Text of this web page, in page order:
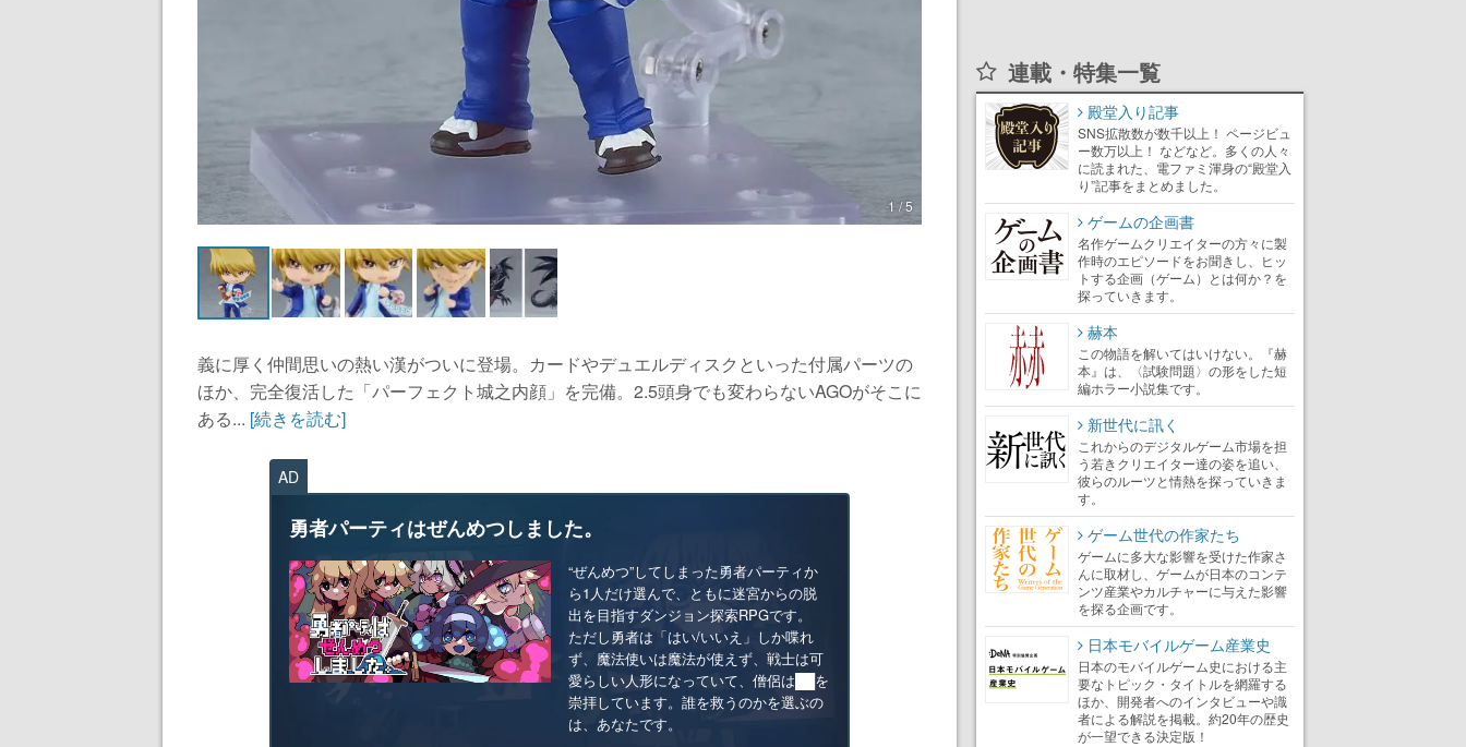
1 / 5
義に厚く仲間思いの熱い漢がついに登場。カードやデュエルディスクといった付属パーツの
ほか、完全復活した「パーフェクト城之内顔」を完備。2.5頭身でも変わらないAGOがそこに
ある... [続きを読む]
AD
勇者パーティはぜんめつしました。
“ぜんめつ”してしまった勇者パーティか
ら1人だけ選んで、ともに迷宮からの脱
出を目指すダンジョン探索RPGです。
ただし勇者は「はい/いいえ」しか喋れ
ず、魔法使いは魔法が使えず、戦士は可
愛らしい人形になっていて、僧侶は██を
崇拝しています。誰を救うのかを選ぶの
は、あなたです。
連載・特集一覧
殿堂入り記事
SNS拡散数が数千以上！ ページビュ
ー数万以上！ などなど。多くの人々
に読まれた、電ファミ渾身の“殿堂入
り”記事をまとめました。
ゲームの企画書
名作ゲームクリエイターの方々に製
作時のエピソードをお聞きし、ヒッ
トする企画（ゲーム）とは何か？を
探っていきます。
赫本
この物語を解いてはいけない。『赫
本』は、〈試験問題〉の形をした短
編ホラー小説集です。
新世代に訊く
これからのデジタルゲーム市場を担
う若きクリエイター達の姿を追い、
彼らのルーツと情熱を探っていきま
す。
ゲーム世代の作家たち
ゲームに多大な影響を受けた作家さ
んに取材し、ゲームが日本のコンテ
ンツ産業やカルチャーに与えた影響
を探る企画です。
日本モバイルゲーム産業史
日本のモバイルゲーム史における主
要なトピック・タイトルを網羅する
ほか、開発者へのインタビューや識
者による解説を掲載。約20年の歴史
が一望できる決定版！